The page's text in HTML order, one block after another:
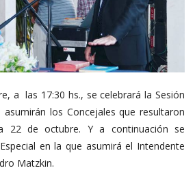
a las 17:30 hs., se celebrará la Sesión
los Concejales que resultaron
22 de octubre. Y a continuación se
en la que asumirá el Intendente
Matzkin.